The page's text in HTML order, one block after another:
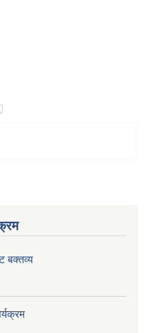
बक्तव्य